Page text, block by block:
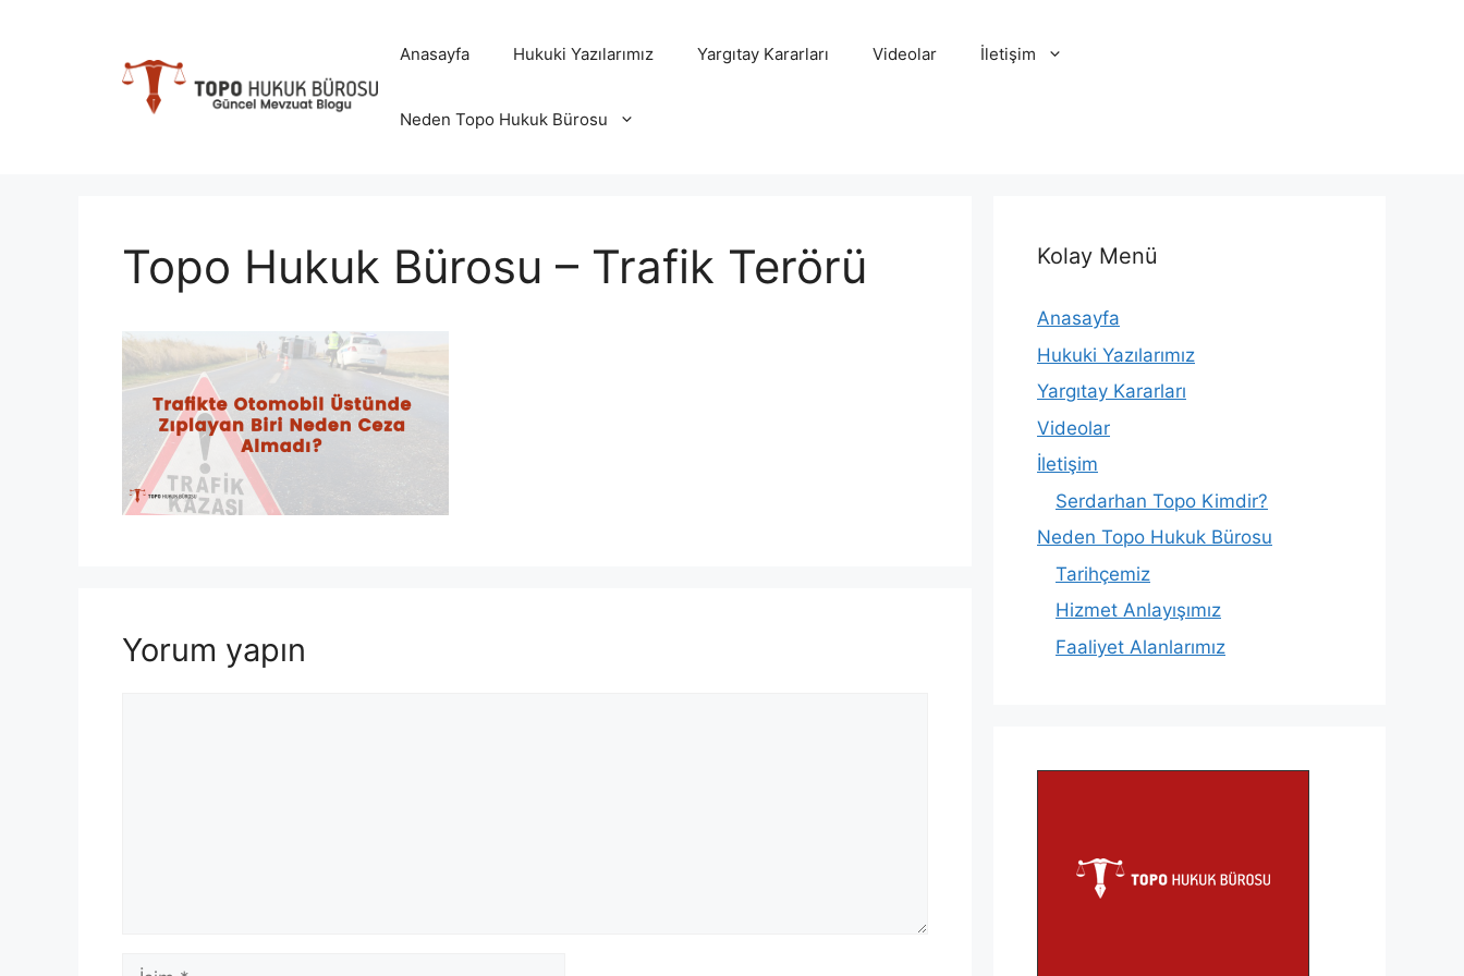
Anasayfa Hukuki Yazılarımız Yargıtay Kararları Videolar İletişim
Neden Topo Hukuk Bürosu
Topo Hukuk Bürosu – Trafik Terörü
Yorum yapın
İsim
Kolay Menü
Anasayfa
Hukuki Yazılarımız
Yargıtay Kararları
Videolar
İletişim
Serdarhan Topo Kimdir?
Neden Topo Hukuk Bürosu
Tarihçemiz
Hizmet Anlayışımız
Faaliyet Alanlarımız